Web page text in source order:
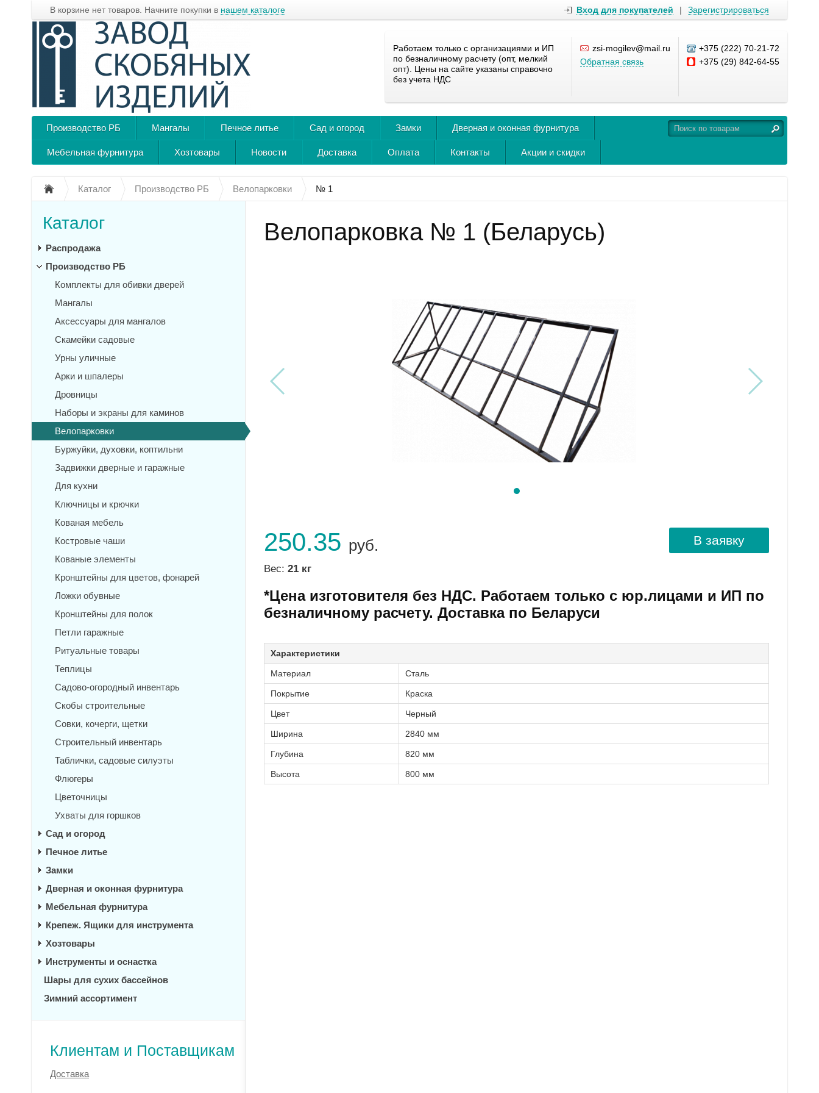
В корзине нет товаров. Начните покупки в нашем каталоге Вход для покупателей | Зарегистрироваться
Работаем только с организациями и ИП
по безналичному расчету (опт, мелкий
опт). Цены на сайте указаны справочно
без учета НДС
zsi-mogilev@mail.ru
Обратная связь
+375 (222) 70-21-72
+375 (29) 842-64-55
Производство РБ Мангалы Печное литье Сад и огород Замки Дверная и оконная фурнитура
Мебельная фурнитура Хозтовары Новости Доставка Оплата Контакты Акции и скидки
Каталог Производство РБ Велопарковки № 1
Велопарковка № 1 (Беларусь)
250.35 руб.
Вес: 21 кг
В заявку
*Цена изготовителя без НДС. Работаем только с юр.лицами и ИП по
безналичному расчету. Доставка по Беларуси
Характеристики
Материал Сталь
Покрытие Краска
Цвет Черный
Ширина 2840 мм
Глубина 820 мм
Высота 800 мм
Каталог
Распродажа
Производство РБ
Комплекты для обивки дверей
Мангалы
Аксессуары для мангалов
Скамейки садовые
Урны уличные
Арки и шпалеры
Дровницы
Наборы и экраны для каминов
Велопарковки
Буржуйки, духовки, коптильни
Задвижки дверные и гаражные
Для кухни
Ключницы и крючки
Кованая мебель
Костровые чаши
Кованые элементы
Кронштейны для цветов, фонарей
Ложки обувные
Кронштейны для полок
Петли гаражные
Ритуальные товары
Теплицы
Садово-огородный инвентарь
Скобы строительные
Совки, кочерги, щетки
Строительный инвентарь
Таблички, садовые силуэты
Флюгеры
Цветочницы
Ухваты для горшков
Сад и огород
Печное литье
Замки
Дверная и оконная фурнитура
Мебельная фурнитура
Крепеж. Ящики для инструмента
Хозтовары
Инструменты и оснастка
Шары для сухих бассейнов
Зимний ассортимент
Клиентам и Поставщикам
Доставка